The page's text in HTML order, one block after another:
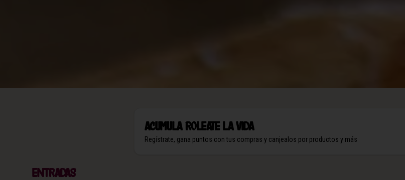
AcumulaRoleate la vida
Regístrate, gana puntos con tus compras y canjealos por productos y más
Entradas